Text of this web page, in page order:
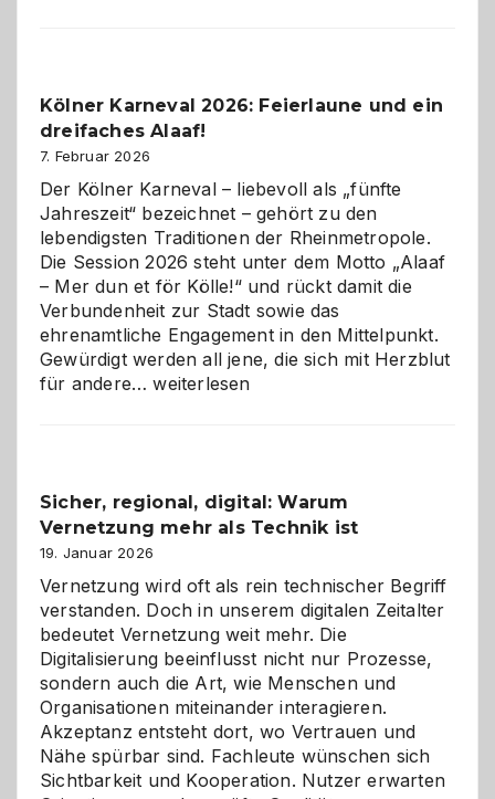
geworden
Kölner Karneval 2026: Feierlaune und ein
dreifaches Alaaf!
7. Februar 2026
Der Kölner Karneval – liebevoll als „fünfte
Jahreszeit“ bezeichnet – gehört zu den
lebendigsten Traditionen der Rheinmetropole.
Die Session 2026 steht unter dem Motto „Alaaf
– Mer dun et för Kölle!“ und rückt damit die
Verbundenheit zur Stadt sowie das
ehrenamtliche Engagement in den Mittelpunkt.
Gewürdigt werden all jene, die sich mit Herzblut
für andere…Kölner
ein
dreifaches
Alaaf!
weiterlesen
Sicher, regional, digital: Warum
Vernetzung mehr als Technik ist
19. Januar 2026
Vernetzung wird oft als rein technischer Begriff
verstanden. Doch in unserem digitalen Zeitalter
bedeutet Vernetzung weit mehr. Die
Digitalisierung beeinflusst nicht nur Prozesse,
sondern auch die Art, wie Menschen und
Organisationen miteinander interagieren.
Akzeptanz entsteht dort, wo Vertrauen und
Nähe spürbar sind. Fachleute wünschen sich
Sichtbarkeit und Kooperation. Nutzer erwarten